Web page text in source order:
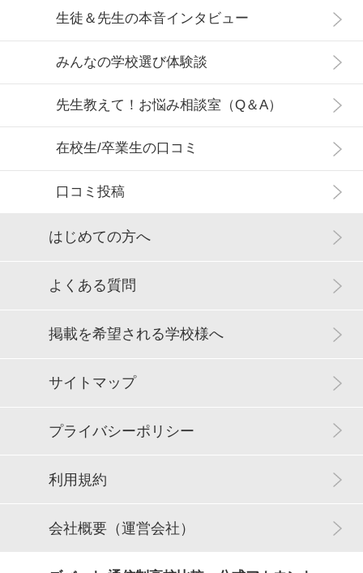
・マンガ・イラストコース
・動画クリエイターコース
・高校卒業コース（通学）
スクーリング会場／日数／形態
会場：東京芸術学部立川校 ／日数：20日程度 ／形態：校舎で完
教室数
自習室
設備情報
Adobe環境、デジタル画材の環境が充実しており、専門的なツ
生徒＆先生の本音インタビュー
みんなの学校選び体験談
先生教えて！お悩み相談室（Q＆A）
在校生/卒業生の口コミ
口コミ投稿
はじめての方へ
よくある質問
掲載を希望される学校様へ
サイトマップ
プライバシーポリシー
利用規約
会社概要（運営会社）